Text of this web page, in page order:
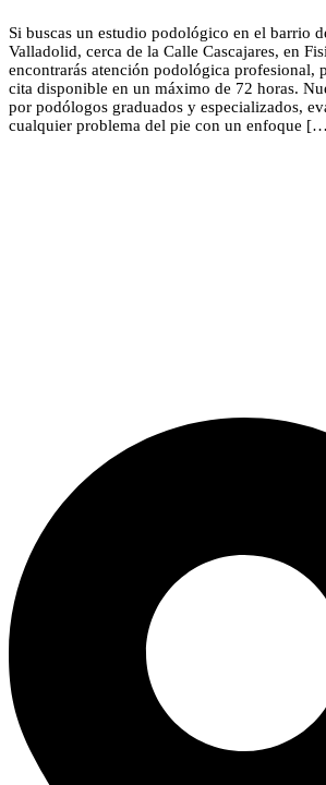
Si buscas un estudio podológico en el barrio
Valladolid, cerca de la Calle Cascajares, en
encontrarás atención podológica profesional,
cita disponible en un máximo de 72 horas.
por podólogos graduados y especializados,
cualquier problema del pie con un enfoque